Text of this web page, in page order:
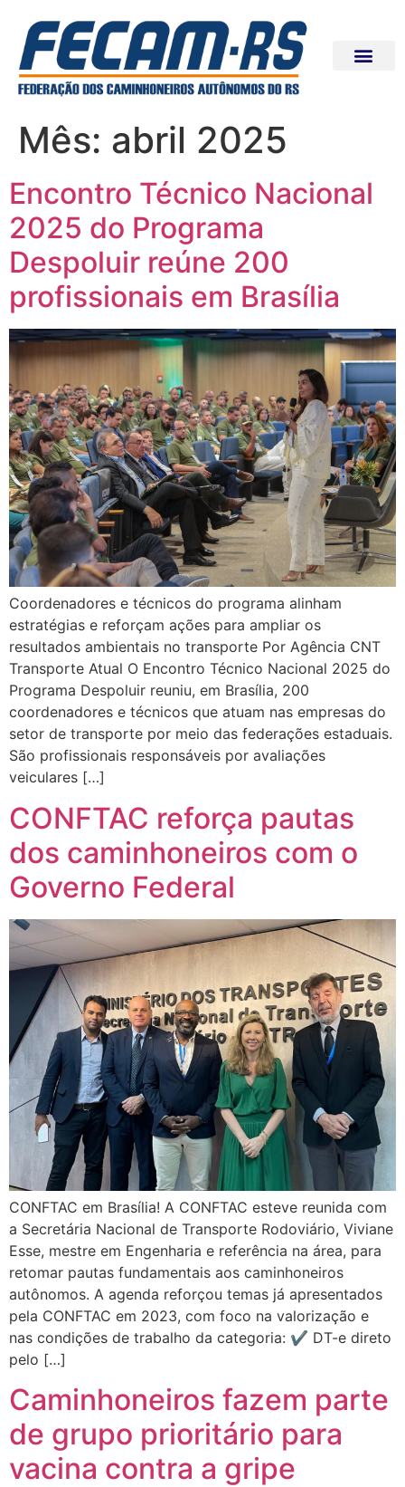
Mês: abril 2025
Encontro Técnico Nacional
2025 do Programa
Despoluir reúne 200
profissionais em Brasília
Coordenadores e técnicos do programa alinham
estratégias e reforçam ações para ampliar os
resultados ambientais no transporte Por Agência CNT
Transporte Atual O Encontro Técnico Nacional 2025 do
Programa Despoluir reuniu, em Brasília, 200
coordenadores e técnicos que atuam nas empresas do
setor de transporte por meio das federações estaduais.
São profissionais responsáveis por avaliações
veiculares […]
CONFTAC reforça pautas
dos caminhoneiros com o
Governo Federal
CONFTAC em Brasília! A CONFTAC esteve reunida com
a Secretária Nacional de Transporte Rodoviário, Viviane
Esse, mestre em Engenharia e referência na área, para
retomar pautas fundamentais aos caminhoneiros
autônomos. A agenda reforçou temas já apresentados
pela CONFTAC em 2023, com foco na valorização e
nas condições de trabalho da categoria: ✔ DT-e direto
pelo […]
Caminhoneiros fazem parte
de grupo prioritário para
vacina contra a gripe